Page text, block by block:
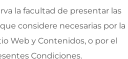
la facultad de presentar las
considere necesarias por la
Web y Contenidos, o por el
Condiciones.